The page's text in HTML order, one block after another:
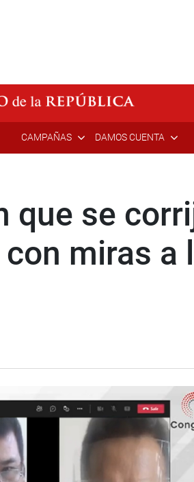
CAMPAÑAS DAMOS CUENTA
que se
miras a